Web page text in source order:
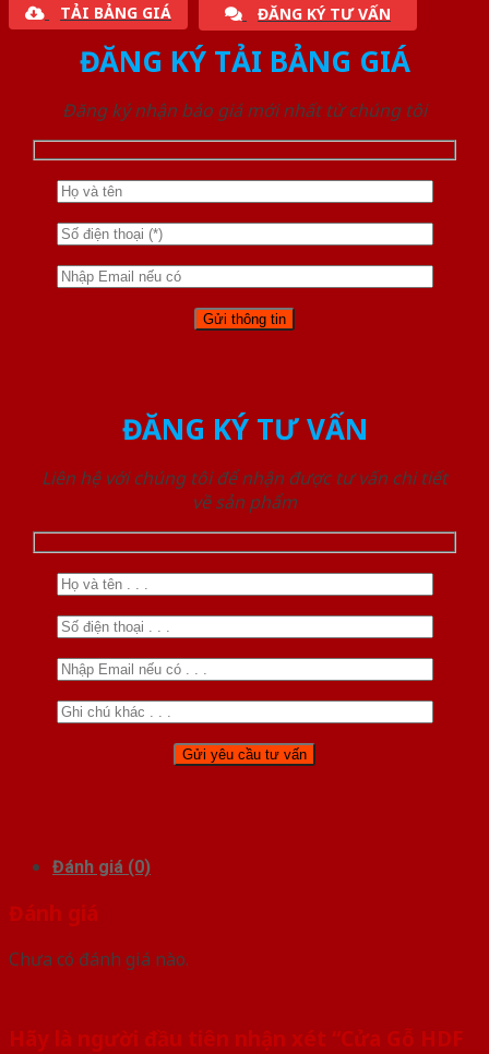
TẢI BẢNG GIÁ ĐĂNG KÝ TƯ VẤN
ĐĂNG KÝ TẢI BẢNG GIÁ
Đăng ký nhận báo giá mới nhất từ chúng tôi
ĐĂNG KÝ TƯ VẤN
Liên hệ với chúng tôi để nhận được tư vấn chi tiết
về sản phẩm
Đánh giá (0)
Đánh giá
Chưa có đánh giá nào.
Hãy là người đầu tiên nhận xét “Cửa Gỗ HDF